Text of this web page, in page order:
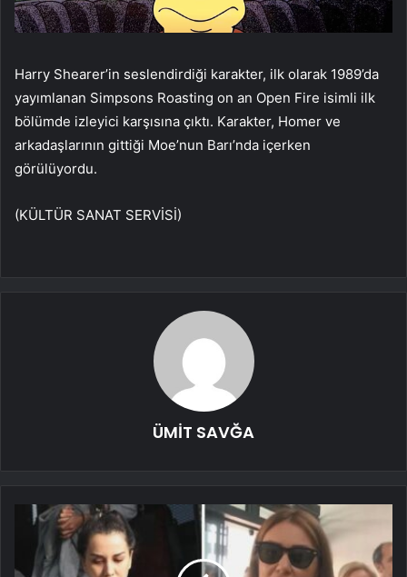
Harry Shearer’in seslendirdiği karakter, ilk olarak 1989’da
yayımlanan Simpsons Roasting on an Open Fire isimli ilk
bölümde izleyici karşısına çıktı. Karakter, Homer ve
arkadaşlarının gittiği Moe’nun Barı’nda içerken
görülüyordu.
(KÜLTÜR SANAT SERVİSİ)
ÜMİT SAVĞA